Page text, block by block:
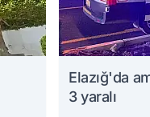
Elazığ'da
3 yaralı